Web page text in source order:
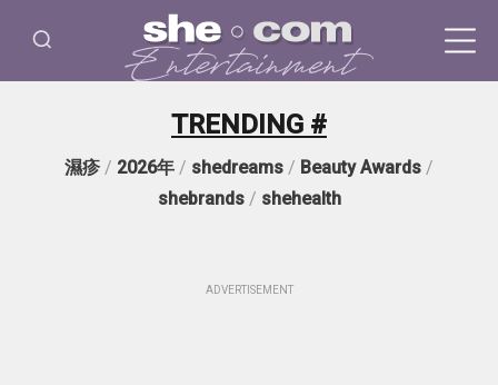
TRENDING #
濕疹 / 2026年 / shedreams / Beauty Awards /
shebrands/ shehealth
ADVERTISEMENT